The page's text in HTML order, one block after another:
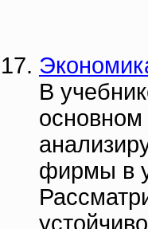
В
основном
фирмы в